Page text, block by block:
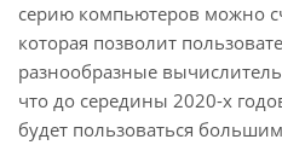
серию компьютеров можно
которая позволит
разнообразные
что до середины 2020-х
будет пользоваться